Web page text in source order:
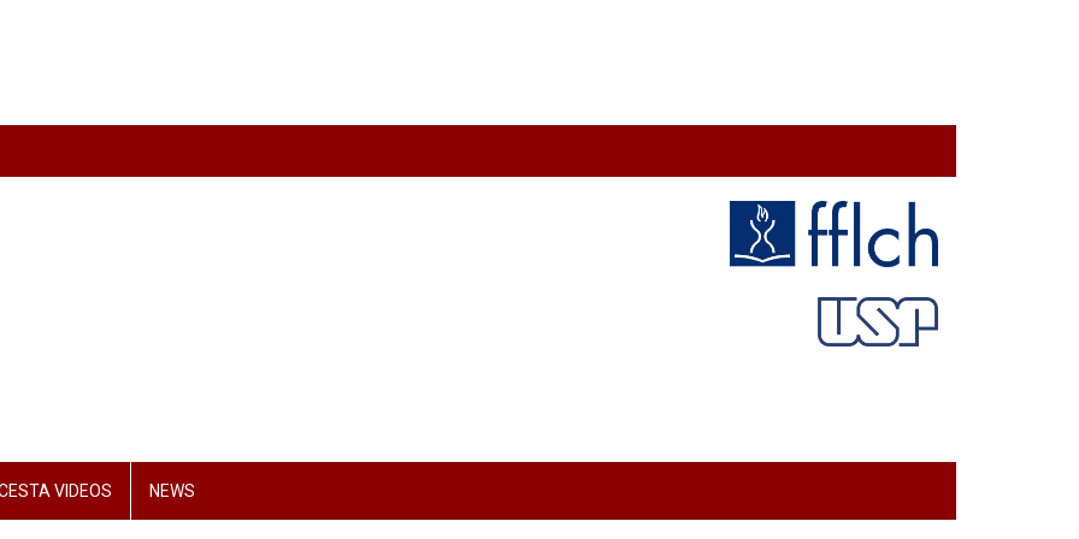
VIDEOS NEWS